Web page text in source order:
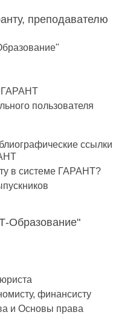
преподавателю
ГАРАНТ
пользователя
ссылки
в системе ГАРАНТ?
Образование"
финансисту
и Основы права